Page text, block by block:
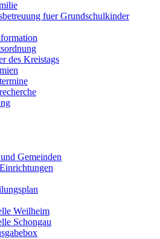
fuer Grundschulkinder
des Kreistags
Gemeinden
Weilheim
Schongau